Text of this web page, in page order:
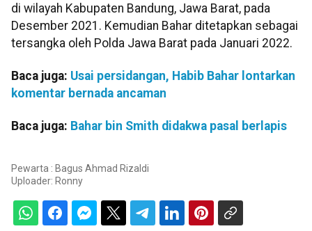
di wilayah Kabupaten Bandung, Jawa Barat, pada
Desember 2021. Kemudian Bahar ditetapkan sebagai
tersangka oleh Polda Jawa Barat pada Januari 2022.
Baca juga: Usai persidangan, Habib Bahar lontarkan
komentar bernada ancaman
Baca juga: Bahar bin Smith didakwa pasal berlapis
Pewarta : Bagus Ahmad Rizaldi
Uploader: Ronny